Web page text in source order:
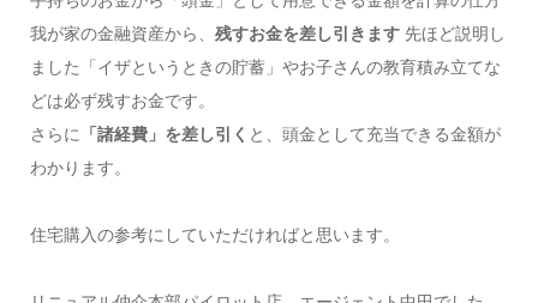
我が家の金融資産から、 残すお金を差し引きます先ほど説明し
ました「イザというときの貯蓄」やお子さんの教育積み立てな
どは必ず残すお金です。
さらに
「諸経費」を差し引く と、頭金として充当できる金額が
わかります。
住宅購入の参考にしていただければと思います。